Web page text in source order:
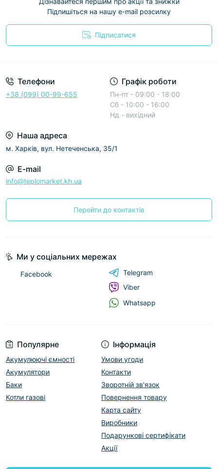
Підпишіться на нашу e-mail розсилку
Підписатися
Телефони
+38 (099) 00-99-655
Графік роботи
Пн-пт - 09:00 - 18:00
Сб - 10:00 - 16:00
Нд - вихідний
Наша адреса
м. Харків, вул. Нетеченська, 35/1
E-mail
info@teplomarket.kh.ua
Перейти до контактів
Популярне
Акумулюючі ємності
Акумулятори
Баки
Котли газові
Інформація
Умови угоди
Контакти
Зворотній зв'язок
Повернення товару
Карта сайту
Виробники
Подарункові сертифікати
Акції
Ми у соціальних мережах
Facebook
Telegram
Viber
Whatsapp